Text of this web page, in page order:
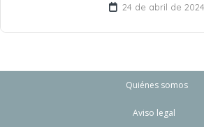
24 de abril de 2024
Quiénes somos
Aviso legal